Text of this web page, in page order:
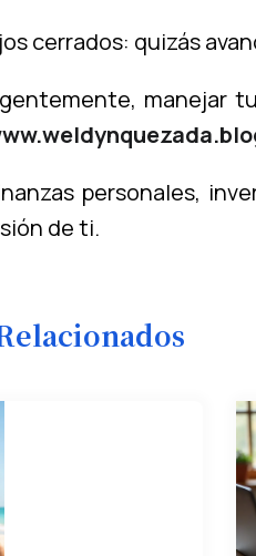
cerrados: quizás
manejar
personales,
de ti.